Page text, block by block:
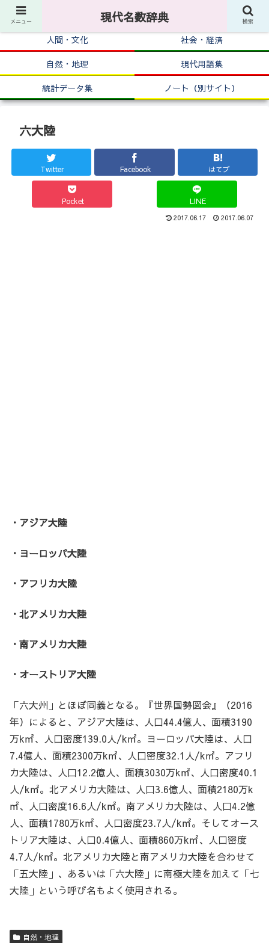
人間・文化
社会・経済
自然・地理
現代用語集
統計データ集
ノート（別サイト）
六大陸
Twitter Facebook はてブ
Pocket LINE
2017.06.17 2017.06.07
・アジア大陸
・ヨーロッパ大陸
・アフリカ大陸
・北アメリカ大陸
・南アメリカ大陸
・オーストリア大陸
「六大州」とほぼ同義となる。『世界国勢図会』（2016
年）によると、アジア大陸は、人口44.4億人、面積3190
万k㎡、人口密度139.0人/k㎡。ヨーロッパ大陸は、人口
7.4億人、面積2300万k㎡、人口密度32.1人/k㎡。アフリ
カ大陸は、人口12.2億人、面積3030万k㎡、人口密度40.1
人/k㎡。北アメリカ大陸は、人口3.6億人、面積2180万k
㎡、人口密度16.6人/k㎡。南アメリカ大陸は、人口4.2億
人、面積1780万k㎡、人口密度23.7人/k㎡。そしてオース
トリア大陸は、人口0.4億人、面積860万k㎡、人口密度
4.7人/k㎡。北アメリカ大陸と南アメリカ大陸を合わせて
「五大陸」、あるいは「六大陸」に南極大陸を加えて「七
大陸」という呼び名もよく使用される。
自然・地理
メニュー 現代名数辞典 検索